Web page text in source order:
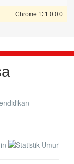
: Chrome 131.0.0.0